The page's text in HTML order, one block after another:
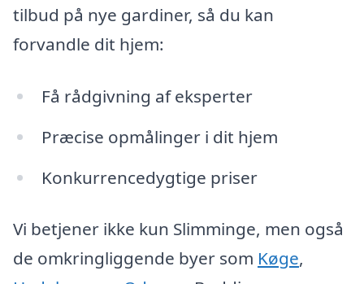
tilbud på nye gardiner, så du kan
forvandle dit hjem:
Få rådgivning af eksperter
Præcise opmålinger i dit hjem
Konkurrencedygtige priser
Vi betjener ikke kun Slimminge, men også
de omkringliggende byer som Køge,